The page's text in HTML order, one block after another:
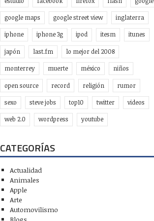
google maps google street view inglaterra
iphone iphone 3g ipod itesm itunes
japón last.fm lo mejor del 2008
monterrey muerte méxico niños
open source record religión rumor
sexo steve jobs top10 twitter videos
web 2.0 wordpress youtube
CATEGORÍAS
Actualidad
Animales
Apple
Arte
Automovilismo
Blogs